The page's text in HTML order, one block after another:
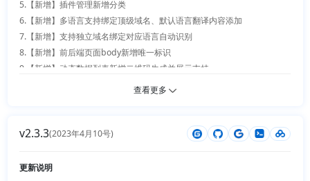
5.【新增】插件管理新增分类
6.【新增】多语言支持绑定顶级域名、默认语言翻译内容添加
7.【新增】支持独立域名绑定对应语言自动识别
8.【新增】前后端页面body新增唯一标识
9.【新增】动态数据列表新增二维码生成并展示支持
10.【新增】动态数据列表进度条支持
13.【新增】易票联支付宝和微信支付
15.【新增】后台操作记录日志
查看更多
v2.3.3(2023年4月10号)
更新说明